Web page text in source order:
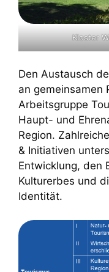
Kloster
Den Austausch
an gemeinsamen
Arbeitsgruppe
Haupt- und
Region.
& Initiativen
Entwicklung, den
Kulturerbes und
Identität.